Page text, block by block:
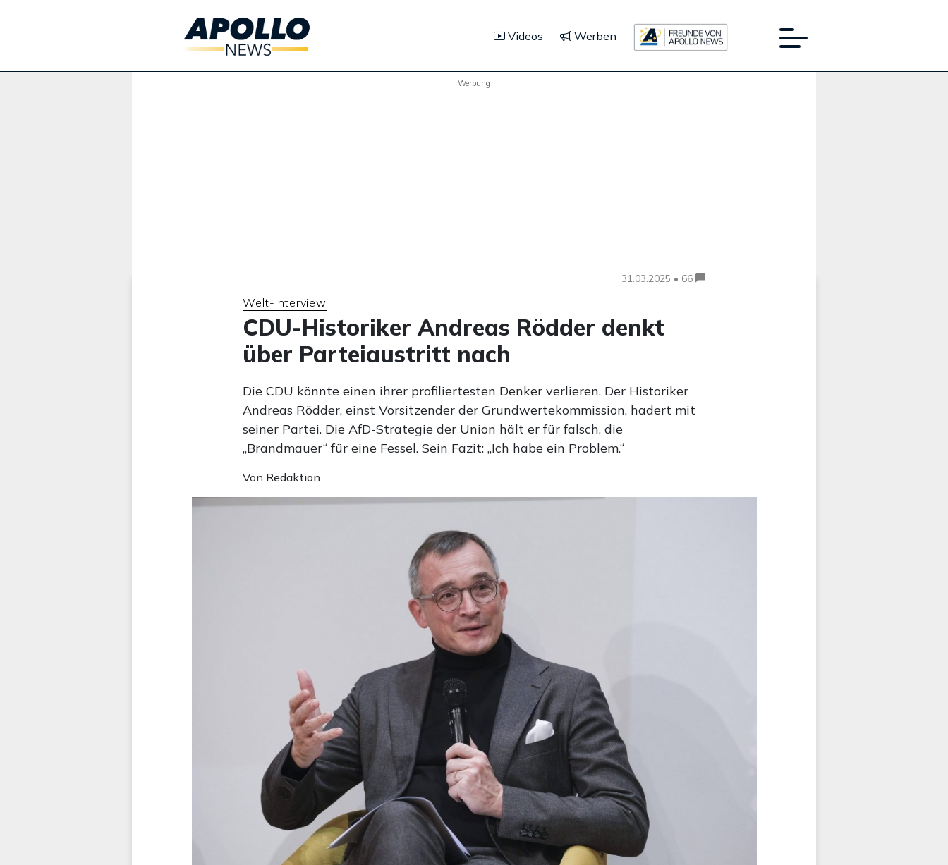
Videos Werben
Werbung
31.03.2025 • 66
Welt-Interview
CDU-Historiker Andreas Rödder denkt
über Parteiaustritt nach
Die CDU könnte einen ihrer profiliertesten Denker verlieren. Der Historiker
Andreas Rödder, einst Vorsitzender der Grundwertekommission, hadert mit
seiner Partei. Die AfD-Strategie der Union hält er für falsch, die
„Brandmauer“ für eine Fessel. Sein Fazit: „Ich habe ein Problem.“
Von Redaktion